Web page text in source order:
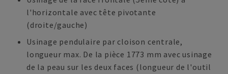
l'horizontale avec tête pivotante
(droite/gauche)
Usinage pendulaire par cloison centrale,
longueur max. De la pièce 1773 mm avec usinage
de la peau sur les deux faces (longueur de l'outil